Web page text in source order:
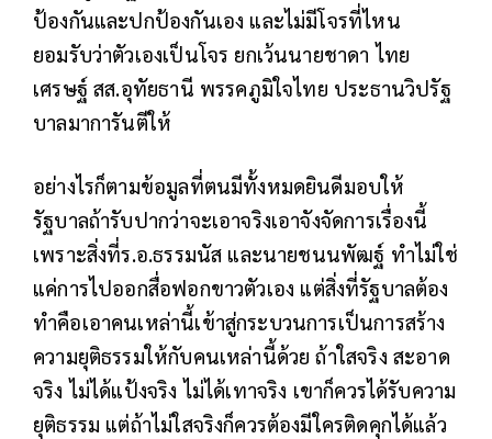
ป้องกันและปกป้องกันเอง และไม่มีโจรที่ไหน
ยอมรับว่าตัวเองเป็นโจร ยกเว้นนายชาดา ไทย
เศรษฐ์ สส.อุทัยธานี พรรคภูมิใจไทย ประธานวิปรัฐ
บาลมาการันตีให้
อย่างไรก็ตามข้อมูลที่ตนมีทั้งหมดยินดีมอบให้
รัฐบาลถ้ารับปากว่าจะเอาจริงเอาจังจัดการเรื่องนี้
เพราะสิ่งที่ร.อ.ธรรมนัส และนายชนนพัฒฐ์ ทำไม่ใช่
แค่การไปออกสื่อฟอกขาวตัวเอง แต่สิ่งที่รัฐบาลต้อง
ทำคือเอาคนเหล่านี้เข้าสู่กระบวนการเป็นการสร้าง
ความยุติธรรมให้กับคนเหล่านี้ด้วย ถ้าใสจริง สะอาด
จริง ไม่ได้แป้งจริง ไม่ได้เทาจริง เขาก็ควรได้รับความ
ยุติธรรม แต่ถ้าไม่ใสจริงก็ควรต้องมีใครติดคุกได้แล้ว